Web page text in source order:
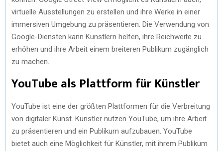
virtuelle Ausstellungen zu erstellen und ihre Werke in einer
immersiven Umgebung zu präsentieren. Die Verwendung von
Google-Diensten kann Künstlern helfen, ihre Reichweite zu
erhöhen und ihre Arbeit einem breiteren Publikum zugänglich
zu machen.
YouTube als Plattform für Künstler
YouTube ist eine der größten Plattformen für die Verbreitung
von digitaler Kunst. Künstler nutzen YouTube, um ihre Arbeit
zu präsentieren und ein Publikum aufzubauen. YouTube
bietet auch eine Möglichkeit für Künstler, mit ihrem Publikum